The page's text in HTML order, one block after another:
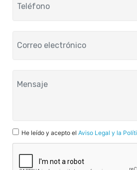
He leído y acepto el Aviso Legal y la